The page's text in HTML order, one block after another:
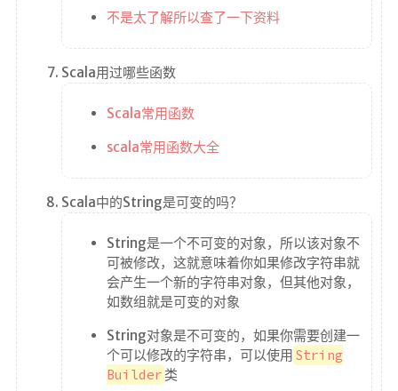
不是太了解所以查了一下资料
Scala用过哪些函数
Scala常用函数
scala常用函数大全
Scala中的String是可变的吗？
String是一个不可变的对象，所以该对象不
可被修改，这就意味着你如果修改字符串就
会产生一个新的字符串对象，但其他对象，
如数组就是可变的对象
String对象是不可变的，如果你需要创建一
个可以修改的字符串，可以使用 String
Builder 类